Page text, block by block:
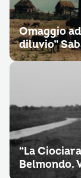
Omaggio
diluvio”
“La
Belmondo.